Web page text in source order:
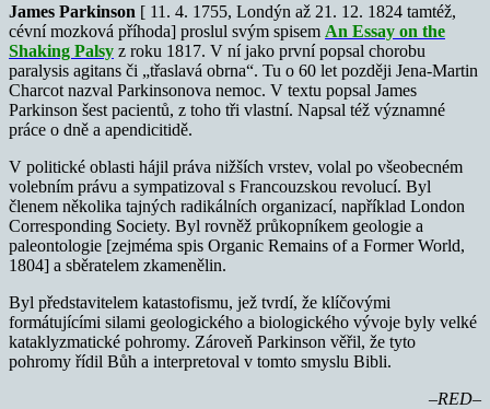
James Parkinson [ 11. 4. 1755, Londýn až 21. 12. 1824 tamtéž,
cévní mozková příhoda] proslul svým spisem An Essay on the
Shaking Palsy z roku 1817. V ní jako první popsal chorobu
paralysis agitans či „třaslavá obrna“. Tu o 60 let později Jena-Martin
Charcot nazval Parkinsonova nemoc. V textu popsal James
Parkinson šest pacientů, z toho tři vlastní. Napsal též významné
práce o dně a apendicitidě.
V politické oblasti hájil práva nižších vrstev, volal po všeobecném
volebním právu a sympatizoval s Francouzskou revolucí. Byl
členem několika tajných radikálních organizací, například London
Corresponding Society. Byl rovněž průkopníkem geologie a
paleontologie [zejméma spis Organic Remains of a Former World,
1804] a sběratelem zkamenělin.
Byl představitelem katastofismu, jež tvrdí, že klíčovými
formátujícími silami geologického a biologického vývoje byly velké
kataklyzmatické pohromy. Zároveň Parkinson věřil, že tyto
pohromy řídil Bůh a interpretoval v tomto smyslu Bibli.
–RED–